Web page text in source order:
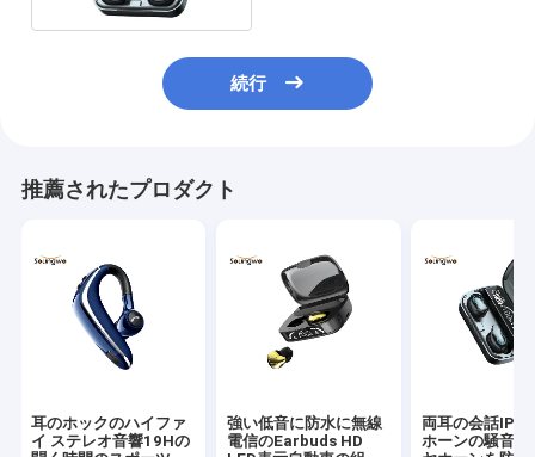
続行
推薦されたプロダクト
耳のホックのハイファ
イ ステレオ音響19Hの
強い低音に防水に無線
電信のEarbuds HD
両耳の会話
ホーンの騒音低